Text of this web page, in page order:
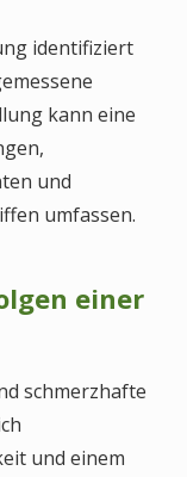
identifiziert
kann eine
und
umfassen.
einer
schmerzhafte
und einem